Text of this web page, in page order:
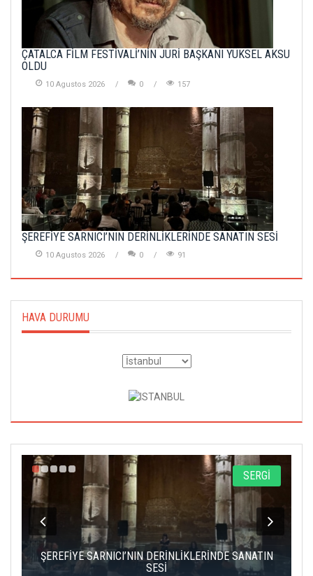
ÇATALCA FİLM FESTİVALİ’NİN JÜRİ BAŞKANI YÜKSEL AKSU
OLDU
10 Agustos 2026 0 157
ŞEREFİYE SARNICI’NIN DERİNLİKLERİNDE SANATIN SESİ
10 Agustos 2026 0 91
HAVA DURUMU
SERGİ
ŞEREFİYE SARNICI’NIN DERİNLİKLERİNDE SANATIN
SESİ